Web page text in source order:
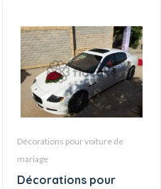
Décorations pour voiture de
mariage
Décorations pour